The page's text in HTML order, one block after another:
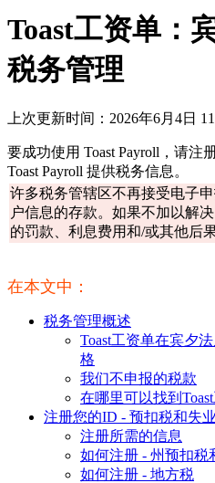
Toast工资单：
税务管理
上次更新时间：2026年6月4日
要成功使用 Toast Payroll，请注
Toast Payroll 提供税务信息。
许多税务管辖区不再接受电子
户信息的存款。如果不加以解
的罚款、利息费用和/或其他后果
在本文中：
税务管理概述
Toast工资单在宾夕
格
我们不申报的税款
在哪里可以找到
注册您的ID - 预扣税和失
注册所需的信息
如何注册 - 州预扣税
如何注册 - 地方税